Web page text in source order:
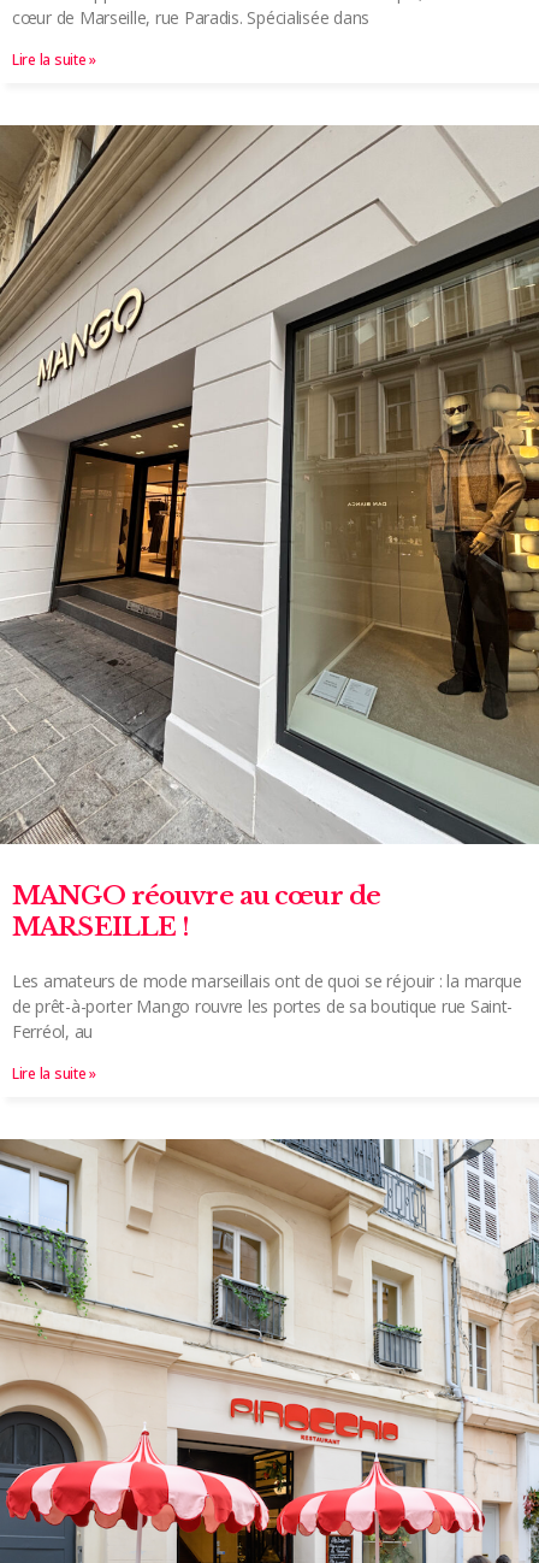
cœur de Marseille, rue Paradis. Spécialisée dans
Lire la suite »
MANGO réouvre au cœur de
MARSEILLE !
Les amateurs de mode marseillais ont de quoi se réjouir : la marque
de prêt-à-porter Mango rouvre les portes de sa boutique rue Saint-
Ferréol, au
Lire la suite »